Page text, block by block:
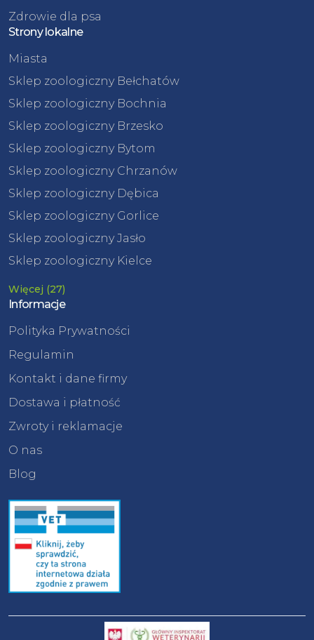
Zdrowie dla psa
Strony lokalne
Miasta
Sklep zoologiczny Bełchatów
Sklep zoologiczny Bochnia
Sklep zoologiczny Brzesko
Sklep zoologiczny Bytom
Sklep zoologiczny Chrzanów
Sklep zoologiczny Dębica
Sklep zoologiczny Gorlice
Sklep zoologiczny Jasło
Sklep zoologiczny Kielce
Więcej (27)
Informacje
Polityka Prywatności
Regulamin
Kontakt i dane firmy
Dostawa i płatność
Zwroty i reklamacje
O nas
Blog